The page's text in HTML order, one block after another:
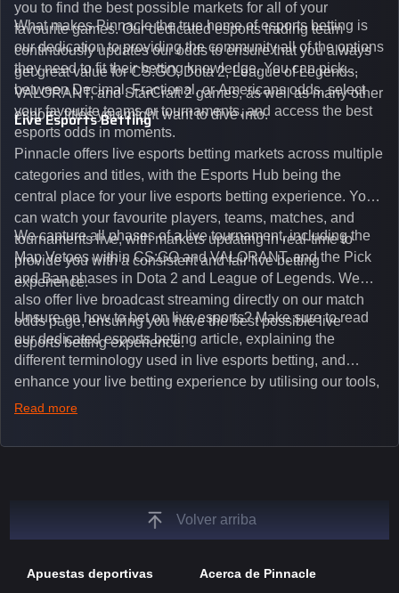
you to find the best possible markets for all of your
favourite games. Our dedicated esports trading team
continuously updates our odds to ensure that you always
get great value for CS:GO, Dota 2, League of Legends,
VALORANT, and StarCraft 2 games, as well as many other
esports titles you might want to dive into.
What makes Pinnacle the true home of esports betting is
our dedication to providing the community all of the options
they need to fit their betting knowledge. You can pick
between Decimal, Fractional, or Americans odds, select
your favourite teams or tournaments, and access the best
esports odds in moments.
Live Esports Betting
Pinnacle offers live esports betting markets across multiple
categories and titles, with the Esports Hub being the
central place for your live esports betting experience. You
can watch your favourite players, teams, matches, and
tournaments live, with markets updating in real-time to
provide you with a consistent and fair live betting
experience.
We capture all phases of a live tournament, including the
Map Vetoes within CS:GO and VALORANT, and the Pick
and Ban phases in Dota 2 and League of Legends. We
also offer live broadcast streaming directly on our match
odds page, ensuring you have the best possible live
esports betting experience.
Unsure on how to bet on live esports? Make sure to read
our dedicated esports betting article, explaining the
different terminology used in live esports betting, and
enhance your live betting experience by utilising our tools,
such as integrated live broadcasts, match and round
unique insights on the latest esports events.
Read more
Volver arriba
Apuestas deportivas Acerca de Pinnacle